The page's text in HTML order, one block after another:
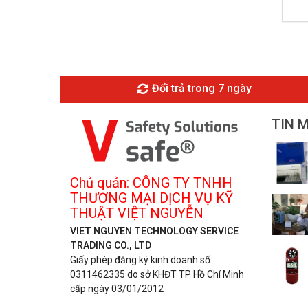
Đổi trả trong 7 ngày
Chủ quản: CÔNG TY TNHH
THƯƠNG MẠI DỊCH VỤ KỸ
THUẬT VIỆT NGUYỄN
VIET NGUYEN TECHNOLOGY SERVICE
TRADING CO., LTD
Giấy phép đăng ký kinh doanh số
0311462335 do sở KHĐT TP Hồ Chí Minh
cấp ngày 03/01/2012
TIN